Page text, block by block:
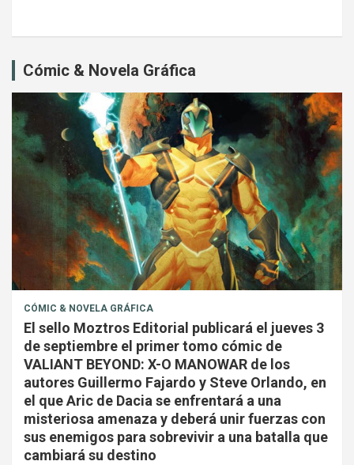
Cómic & Novela Gráfica
CÓMIC & NOVELA GRÁFICA
El sello Moztros Editorial publicará el jueves 3
de septiembre el primer tomo cómic de
VALIANT BEYOND: X-O MANOWAR de los
autores Guillermo Fajardo y Steve Orlando, en
el que Aric de Dacia se enfrentará a una
misteriosa amenaza y deberá unir fuerzas con
sus enemigos para sobrevivir a una batalla que
cambiará su destino